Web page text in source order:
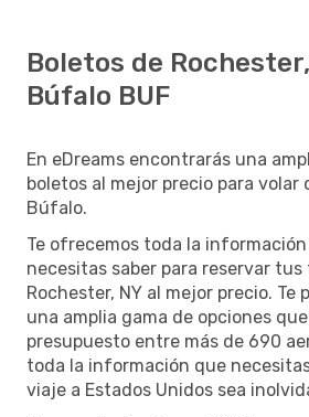
Boletos de Rochester,
Búfalo BUF
En eDreams encontrarás una
boletos al mejor precio para volar
Búfalo.
Te ofrecemos toda la
necesitas saber para reservar
Rochester, NY al mejor precio. Te
una amplia gama de opciones
presupuesto entre más de 690
toda la información que
viaje a Estados Unidos sea